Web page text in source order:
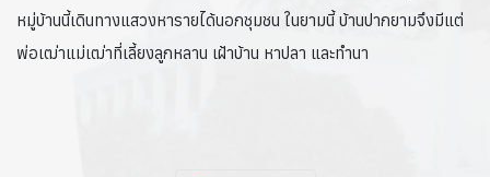
หมู่บ้านนี้เดินทางแสวงหารายได้นอกชุมชน ในยามนี้ บ้านปากยามจึงมีแต่
พ่อเฒ่าแม่เฒ่าที่เลี้ยงลูกหลาน เฝ้าบ้าน หาปลา และทำนา